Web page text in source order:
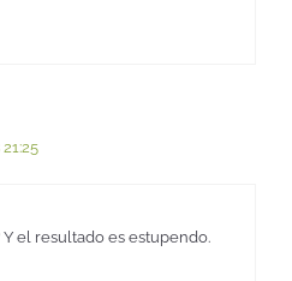
el resultado es estupendo.